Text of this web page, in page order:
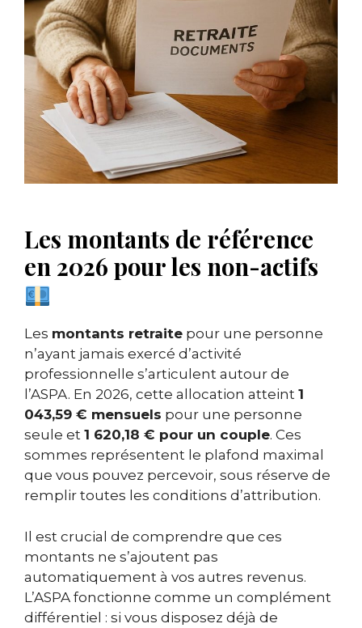
Les montants de référence
en 2026 pour les non-actifs
Les montants retraite pour une personne
n’ayant jamais exercé d’activité
professionnelle s’articulent autour de
l’ASPA. En 2026, cette allocation atteint 1
043,59 € mensuels pour une personne
seule et 1 620,18 € pour un couple. Ces
sommes représentent le plafond maximal
que vous pouvez percevoir, sous réserve de
remplir toutes les conditions d’attribution.
Il est crucial de comprendre que ces
montants ne s’ajoutent pas
automatiquement à vos autres revenus.
L’ASPA fonctionne comme un complément
différentiel : si vous disposez déjà de